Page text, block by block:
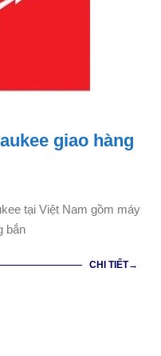
giao hàng
tại Việt Nam gồm máy
bắn
CHI TIẾT→